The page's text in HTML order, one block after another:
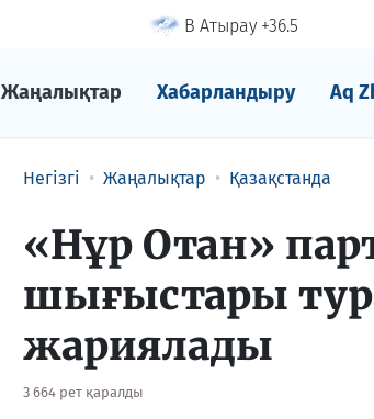
В Атырау +36.5
Жаңалықтар Хабарландыру Aq
Негізгі Жаңалықтар Қазақстанда
«Нұр Отан»
шығыстары
жариялады
3 664 рет қаралды